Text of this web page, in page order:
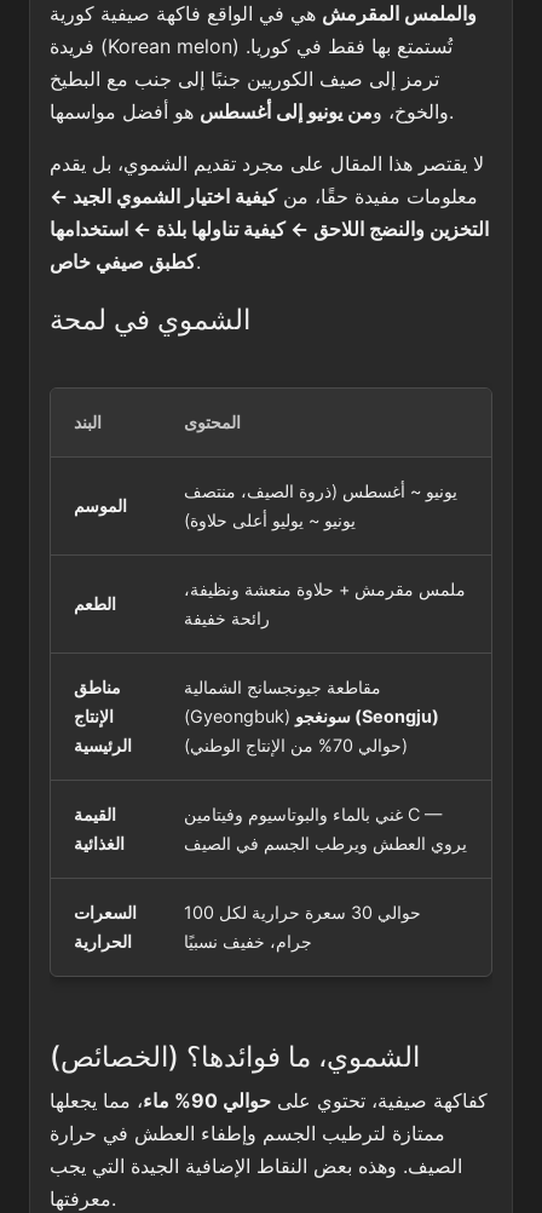
والملمس المقرمش هي في الواقع فاكهة صيفية كورية
فريدة (Korean melon) تُستمتع بها فقط في كوريا.
ترمز إلى صيف الكوريين جنبًا إلى جنب مع البطيخ
والخوخ، ومن يونيو إلى أغسطس هو أفضل مواسمها.
لا يقتصر هذا المقال على مجرد تقديم الشموي، بل يقدم
معلومات مفيدة حقًا، منكيفية اختيار الشموي الجيد ←
التخزين والنضج اللاحق ← كيفية تناولها بلذة ← استخدامها
كطبق صيفي خاص.
الشموي في لمحة
البند المحتوى
الموسم
يونيو ~ أغسطس (ذروة الصيف، منتصف
يونيو ~ يوليو أعلى حلاوة)
الطعم
ملمس مقرمش + حلاوة منعشة ونظيفة،
رائحة خفيفة
مناطق
الإنتاج
الرئيسية
مقاطعة جيونجسانج الشمالية
(Gyeongbuk)
سونغجو (Seongju)
(حوالي 70% من الإنتاج الوطني)
القيمة
الغذائية
غني بالماء والبوتاسيوم وفيتامين C —
يروي العطش ويرطب الجسم في الصيف
السعرات
الحرارية
حوالي 30 سعرة حرارية لكل 100
جرام، خفيف نسبيًا
الشموي، ما فوائدها؟ (الخصائص)
كفاكهة صيفية، تحتوي على حوالي 90% ماء
، مما يجعلها
ممتازة لترطيب الجسم وإطفاء العطش في حرارة
الصيف. وهذه بعض النقاط الإضافية الجيدة التي يجب
معرفتها.